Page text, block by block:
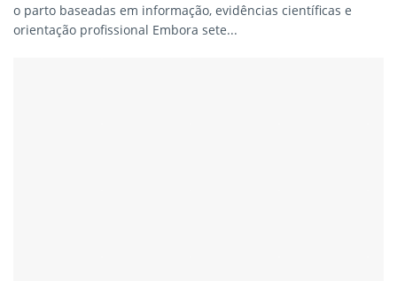
o parto baseadas em informação, evidências científicas e
orientação profissional Embora sete...